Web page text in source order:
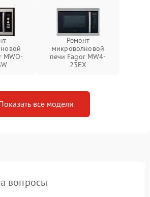
MWO-
Ремонт
микроволновой
печи Fagor MW4-
23EX
все модели
вопросы